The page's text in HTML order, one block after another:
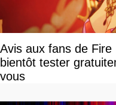
Avis aux fans de
bientôt tester
vous